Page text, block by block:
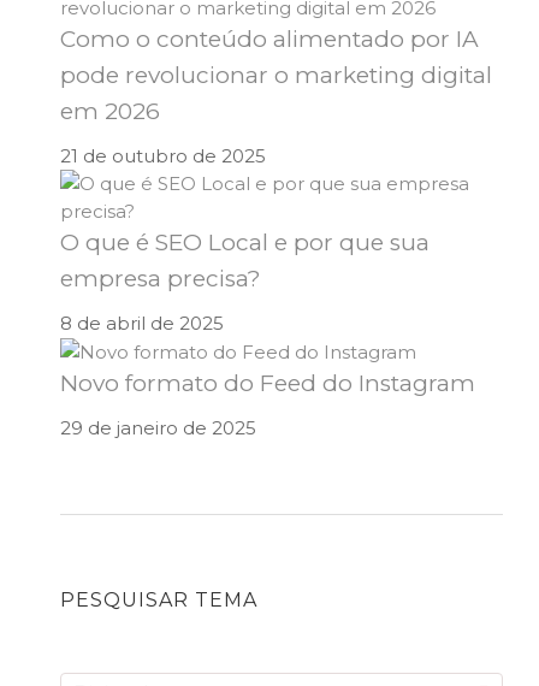
Como o conteúdo alimentado por IA
pode revolucionar o marketing digital
em 2026
21 de outubro de 2025
O que é SEO Local e por que sua
empresa precisa?
8 de abril de 2025
Novo formato do Feed do Instagram
29 de janeiro de 2025
PESQUISAR TEMA